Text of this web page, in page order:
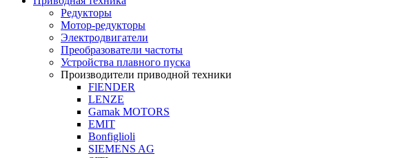
Редукторы
Мотор-редукторы
Электродвигатели
Преобразователи частоты
Устройства плавного пуска
Производители приводной техники
FlENDER
LENZE
Gamak MOTORS
EMIT
Bonfiglioli
SIEMENS AG